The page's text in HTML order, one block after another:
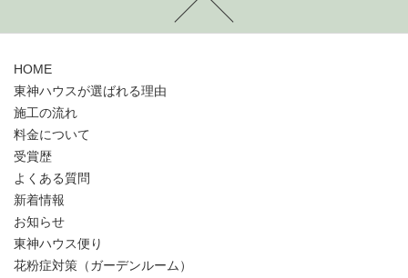
HOME
東神ハウスが選ばれる理由
施工の流れ
料金について
受賞歴
よくある質問
新着情報
お知らせ
東神ハウス便り
花粉症対策（ガーデンルーム）